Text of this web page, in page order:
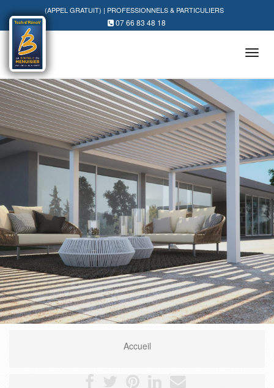
(APPEL GRATUIT) | PROFESSIONNELS & PARTICULIERS
07 66 83 48 18
Accueil